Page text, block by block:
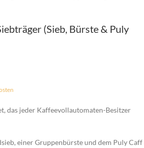
(Sieb, Bürste & Puly
das jeder Kaffeevollautomaten-Besitzer
einer Gruppenbürste und dem Puly Caff